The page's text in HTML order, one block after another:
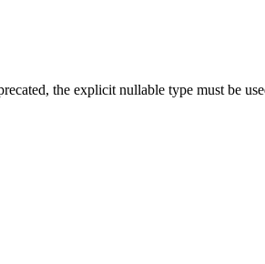
the explicit nullable type must be